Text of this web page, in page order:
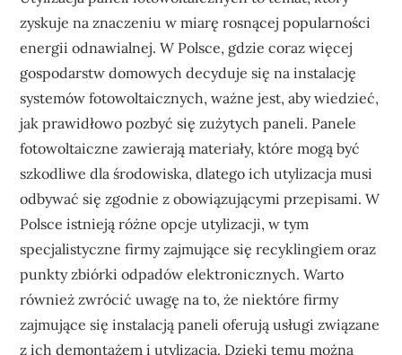
zyskuje na znaczeniu w miarę rosnącej popularności
energii odnawialnej. W Polsce, gdzie coraz więcej
gospodarstw domowych decyduje się na instalację
systemów fotowoltaicznych, ważne jest, aby wiedzieć,
jak prawidłowo pozbyć się zużytych paneli. Panele
fotowoltaiczne zawierają materiały, które mogą być
szkodliwe dla środowiska, dlatego ich utylizacja musi
odbywać się zgodnie z obowiązującymi przepisami. W
Polsce istnieją różne opcje utylizacji, w tym
specjalistyczne firmy zajmujące się recyklingiem oraz
punkty zbiórki odpadów elektronicznych. Warto
również zwrócić uwagę na to, że niektóre firmy
zajmujące się instalacją paneli oferują usługi związane
z ich demontażem i utylizacją. Dzięki temu można